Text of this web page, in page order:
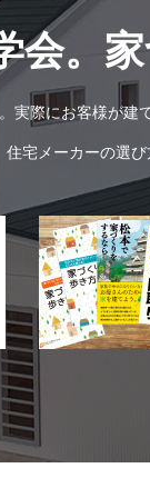
。
実際にお客様が建
宅メーカーの選び